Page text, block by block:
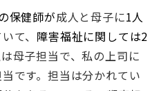
保健師が成人と母子に1人
て、 障害福祉に関しては2
母子担当で、私の上司に
です。担当は分かれてい